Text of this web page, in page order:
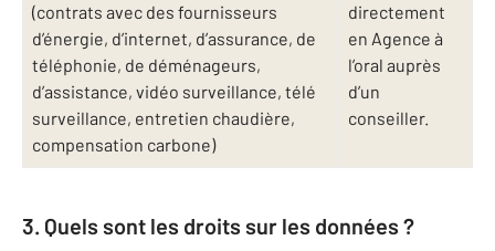
(contrats avec des fournisseurs
d’énergie, d’internet, d’assurance, de
téléphonie, de déménageurs,
d’assistance, vidéo surveillance, télé
surveillance, entretien chaudière,
compensation carbone)
directement
en Agence à
l’oral auprès
d’un
conseiller.
3. Quels sont les droits sur les données ?